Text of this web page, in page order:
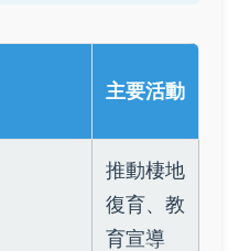
主要活動
推動棲地
復育、教
育宣導